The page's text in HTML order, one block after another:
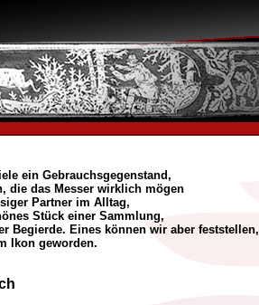
ein Gebrauchsgegenstand,
die das Messer wirklich mögen
Partner im Alltag,
Stück einer Sammlung,
Begierde. Eines können wir aber feststellen,
Ikon geworden.